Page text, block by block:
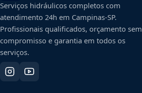
Serviços hidráulicos completos com
atendimento 24h em Campinas-SP.
Profissionais qualificados, orçamento sem
compromisso e garantia em todos os
serviços.